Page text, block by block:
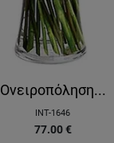
Ονειροπόληση...
INT-1646
77.00 €